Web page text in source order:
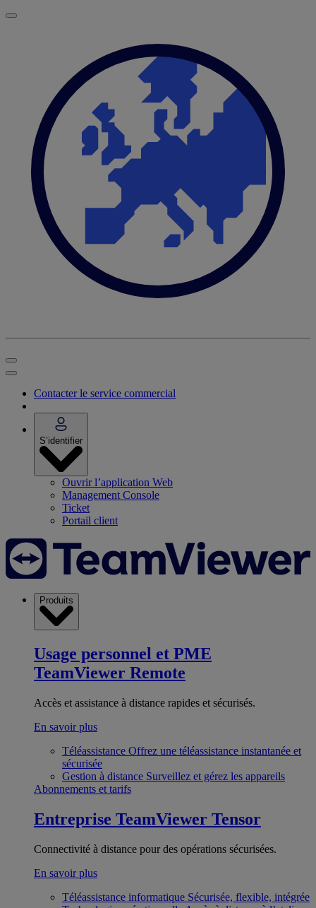
Contacter le service commercial
S’identifier
Ouvrir l’application Web
Management Console
Ticket
Portail client
Produits
Usage personnel et PME
TeamViewer Remote
Accès et assistance à distance rapides et sécurisés.
En savoir plus
Téléassistance Offrez une téléassistance instantanée et
sécurisée
Gestion à distance Surveillez et gérez les appareils
Abonnements et tarifs
Entreprise TeamViewer Tensor
Connectivité à distance pour des opérations sécurisées.
En savoir plus
Téléassistance informatique Sécurisée, flexible, intégrée